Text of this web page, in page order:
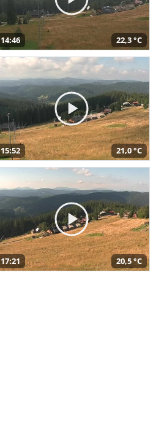
14:46 22,3 °C
15:52 21,0 °C
17:21 20,5 °C